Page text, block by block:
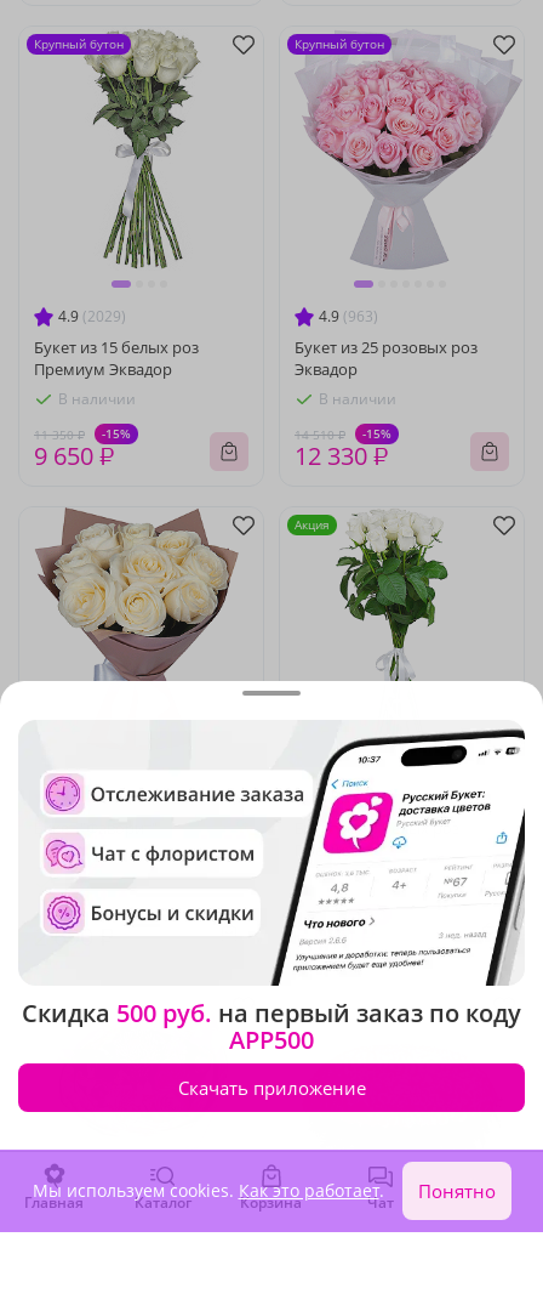
4.9 (2029)
Букет из 15 белых роз
Премиум Эквадор
В наличии
11 350 ₽ -15%
9 650 ₽
Крупный бутон
4.9 (963)
Букет из 25 розовых роз
Эквадор
В наличии
14 510 ₽ -15%
12 330 ₽
Крупный бутон
5(960)
Букет "Фаворит"
В наличии
2 690 ₽
4.9(479)
Букет из 15 белых роз
Премиум
В наличии
7 020 ₽ -15%
5 970 ₽
Акция
Главная Каталог Корзина Чат Войти
Скидка 500 руб. на первый заказ по коду
APP500
Скачать приложение
Мы используем cookies. Как это работает. Понятно